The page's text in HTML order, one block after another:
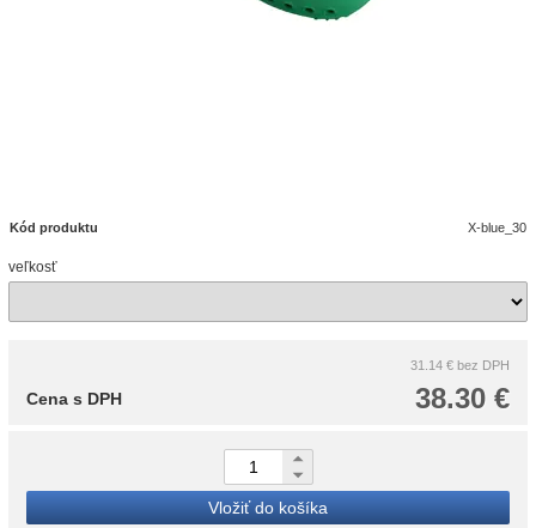
Kód produktu X-blue_30
veľkosť
31.14 € bez DPH
38.30 €
Cena s DPH
Vložiť do košíka